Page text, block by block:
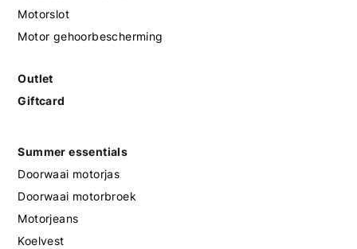
Motorslot
Motor gehoorbescherming
Outlet
Giftcard
Summer essentials
Doorwaai motorjas
Doorwaai motorbroek
Motorjeans
Koelvest